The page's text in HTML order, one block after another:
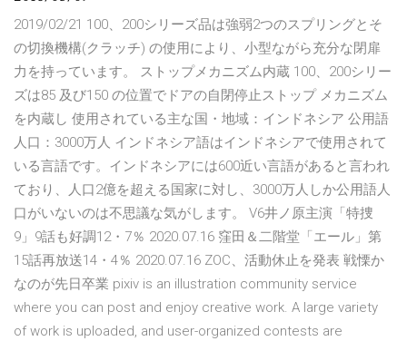
2019/02/21 100、200シリーズ品は強弱2つのスプリングとそ
の切換機構(クラッチ) の使用により、小型ながら充分な閉扉
力を持っています。 ストップメカニズム内蔵 100、200シリー
ズは85 及び150 の位置でドアの自閉停止ストップ メカニズム
を内蔵し 使用されている主な国・地域：インドネシア 公用語
人口：3000万人 インドネシア語はインドネシアで使用されて
いる言語です。インドネシアには600近い言語があると言われ
ており、人口2億を超える国家に対し、3000万人しか公用語人
口がいないのは不思議な気がします。 V6井ノ原主演「特捜
9」9話も好調12・7％ 2020.07.16 窪田＆二階堂「エール」第
15話再放送14・4％ 2020.07.16 ZOC、活動休止を発表 戦慄か
なのが先日卒業 pixiv is an illustration community service
where you can post and enjoy creative work. A large variety
of work is uploaded, and user-organized contests are